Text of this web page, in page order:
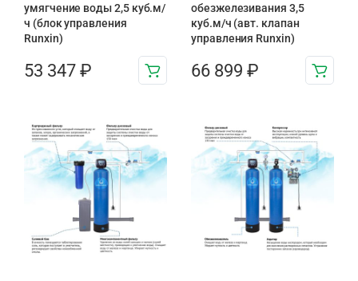
умягчение воды 2,5 куб.м/
ч (блок управления
Runxin)
53 347 ₽
обезжелезивания 3,5
куб.м/ч (авт. клапан
управления Runxin)
66 899 ₽